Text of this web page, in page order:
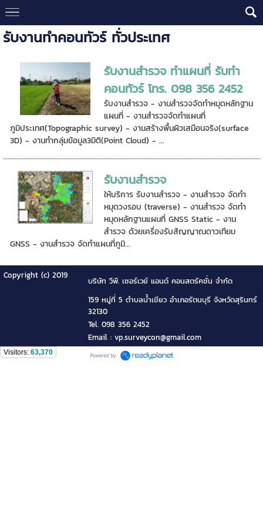
รับงานทำคอนทัวร์ ทั่วประเทศ
รับงานสำรวจ ทำแผนที่ รับทำ
คอนทัวร์ โทร. 098 356 2452
รับงานสำรวจ - งานสำรวจจัดทำหมุดหลักฐาน
แผนที่ - งานสำรวจจัดทำแผนที่
ภูมิประเทศ(Topographic survey) - งานสร้างพื้นผิวเสมือนจริง(surface
3D) - งานทำกลุ่มข้อมูล3มิติ(Point Cloud) - ...
รับงานสำรวจ
ให้บริการ รับงานสำรวจ - งานสำรวจ จัดทำ
หมุดวงรอบ (traverse) - งานสำรวจ จัดทำ
หมุดหลักฐานแผนที่ GNSS Static - งาน
สำรวจ ด้วยเครื่องรับสัญญาณดาวเทียม
GNSS - งานสำรวจ จัดทำแผนที่ภูมิ...
Copyright (c) 2019
บริษัท วีพี. เซอร์เวย์ แอนด์ คอนสตรัคชั่น จำกัด
159 หมู่ที่ 5 ตำบลน้ำเขียว อำเภอรัตนบุรี จังหวัดสุรินทร์
32130
Tel. 098 356 2452
Email : vp.surveycon@gmail.com
Visitors: 63,370